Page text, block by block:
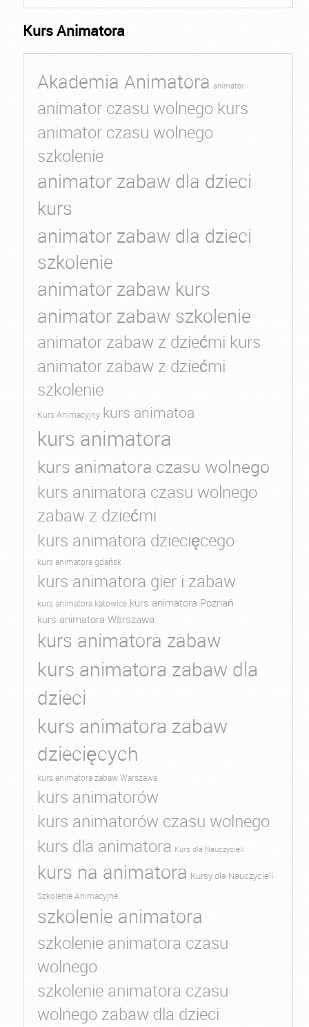
Kurs Animatora
Akademia Animatora animator
animator czasu wolnego kurs
animator czasu wolnego
szkolenie
animator zabaw dla dzieci
kurs
animator zabaw dla dzieci
szkolenie
animator zabaw kurs
animator zabaw szkolenie
animator zabaw z dziećmi kurs
animator zabaw z dziećmi
szkolenie
Kurs Animacyjny kurs animatoa
kurs animatora
kurs animatora czasu wolnego
kurs animatora czasu wolnego
zabaw z dziećmi
kurs animatora dziecięcego
kurs animatora gdańsk
kurs animatora gier i zabaw
kurs animatora katowice kurs animatora Poznań
kurs animatora Warszawa
kurs animatora zabaw
kurs animatora zabaw dla
dzieci
kurs animatora zabaw
dziecięcych
kurs animatora zabaw Warszawa
kurs animatorów
kurs animatorów czasu wolnego
kurs dla animatora Kurs dla Nauczycieli
kurs na animatora Kursy dla Nauczycieli
Szkolenie Animacyjne
szkolenie animatora
szkolenie animatora czasu
wolnego
szkolenie animatora czasu
wolnego zabaw dla dzieci